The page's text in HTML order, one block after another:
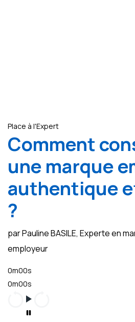
Place à l'Expert
Comment
une marque
authentique
?
par Pauline BASILE, Experte en
employeur
0m00s
0m00s